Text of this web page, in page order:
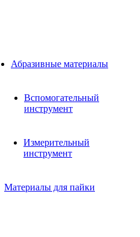
Абразивные материалы
Вспомогательный
инструмент
Измерительный
инструмент
Материалы для пайки